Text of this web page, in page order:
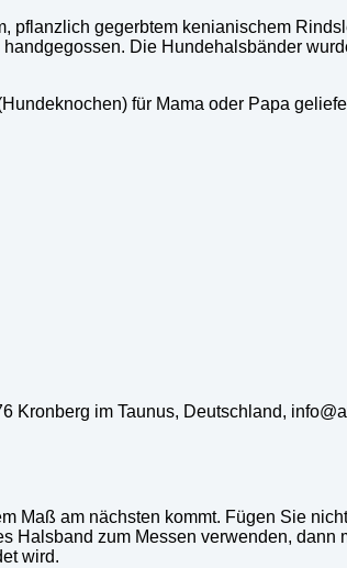
gegerbtem kenianischem
Die Hundehalsbänder
für Mama oder Papa
Kronberg im Taunus, Deutschland,
Maß am nächsten kommt. Fügen Sie
zum Messen verwenden, dann
wird.